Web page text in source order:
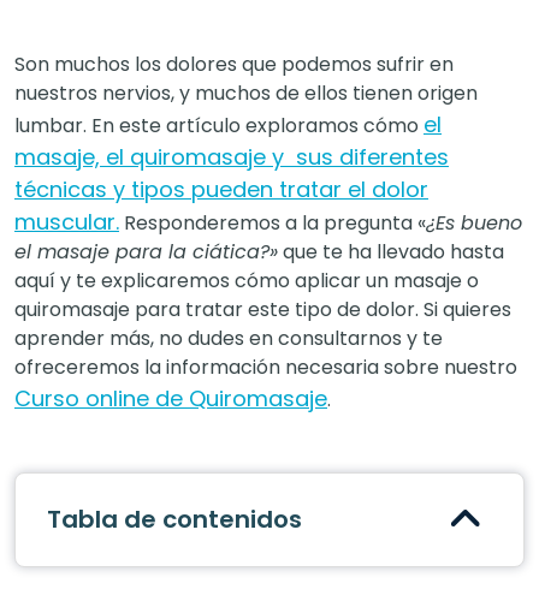
Son muchos los dolores que podemos sufrir en
nuestros nervios, y muchos de ellos tienen origen
lumbar. En este artículo exploramos cómo el
masaje, el quiromasaje y sus diferentes
técnicas y tipos pueden tratar el dolor
muscular. Responderemos a la pregunta «¿Es bueno
el masaje para la ciática?»que te ha llevado hasta
aquí y te explicaremos cómo aplicar un masaje o
quiromasaje para tratar este tipo de dolor. Si quieres
aprender más, no dudes en consultarnos y te
ofreceremos la información necesaria sobre nuestro
Curso online de Quiromasaje.
Tabla de contenidos